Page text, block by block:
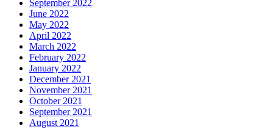
September 2022
June 2022
May 2022
April 2022
March 2022
February 2022
January 2022
December 2021
November 2021
October 2021
September 2021
August 2021